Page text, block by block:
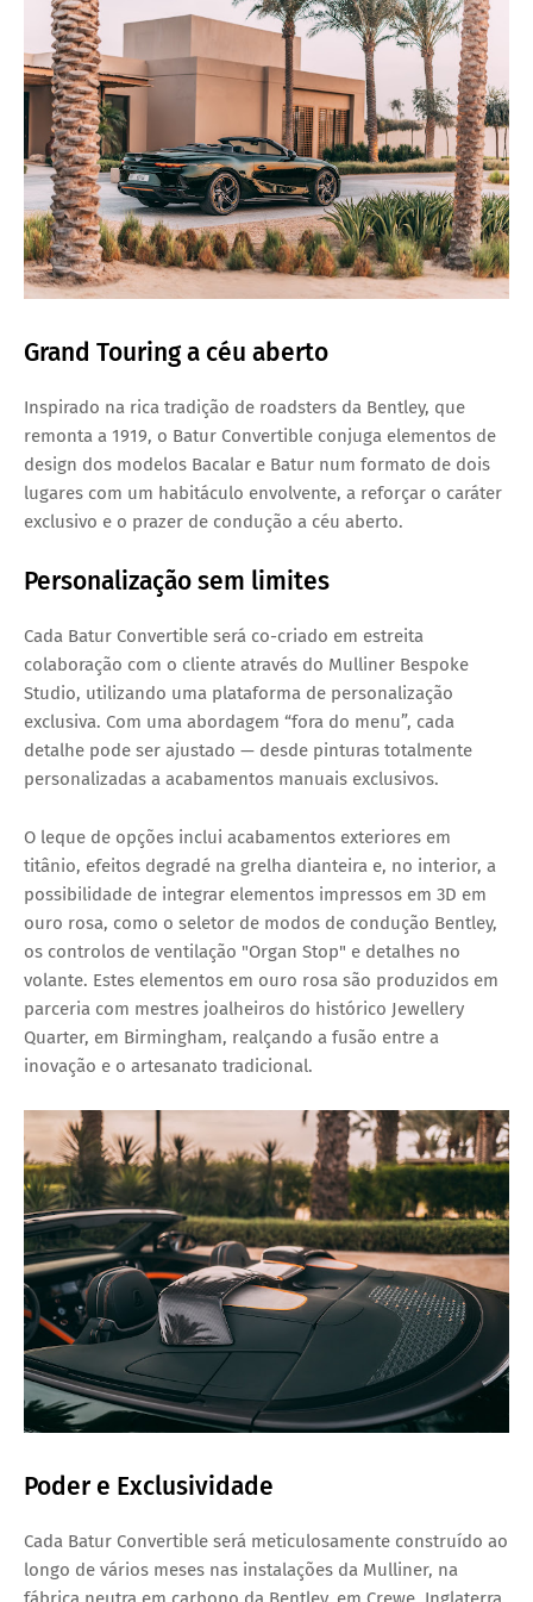
Grand Touring a céu aberto
Inspirado na rica tradição de roadsters da Bentley, que
remonta a 1919, o Batur Convertible conjuga elementos de
design dos modelos Bacalar e Batur num formato de dois
lugares com um habitáculo envolvente, a reforçar o caráter
exclusivo e o prazer de condução a céu aberto.
Personalização sem limites
Cada Batur Convertible será co-criado em estreita
colaboração com o cliente através do Mulliner Bespoke
Studio, utilizando uma plataforma de personalização
exclusiva. Com uma abordagem “fora do menu”, cada
detalhe pode ser ajustado — desde pinturas totalmente
personalizadas a acabamentos manuais exclusivos.
O leque de opções inclui acabamentos exteriores em
titânio, efeitos degradé na grelha dianteira e, no interior, a
possibilidade de integrar elementos impressos em 3D em
ouro rosa, como o seletor de modos de condução Bentley,
os controlos de ventilação "Organ Stop" e detalhes no
volante. Estes elementos em ouro rosa são produzidos em
parceria com mestres joalheiros do histórico Jewellery
Quarter, em Birmingham, realçando a fusão entre a
inovação e o artesanato tradicional.
Poder e Exclusividade
Cada Batur Convertible será meticulosamente construído ao
longo de vários meses nas instalações da Mulliner, na